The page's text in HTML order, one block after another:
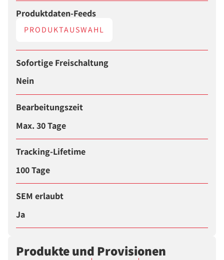
Produktdaten-Feeds
PRODUKTAUSWAHL
Sofortige Freischaltung
Nein
Bearbeitungszeit
Max. 30 Tage
Tracking-Lifetime
100 Tage
SEM erlaubt
Ja
Produkte und Provisionen